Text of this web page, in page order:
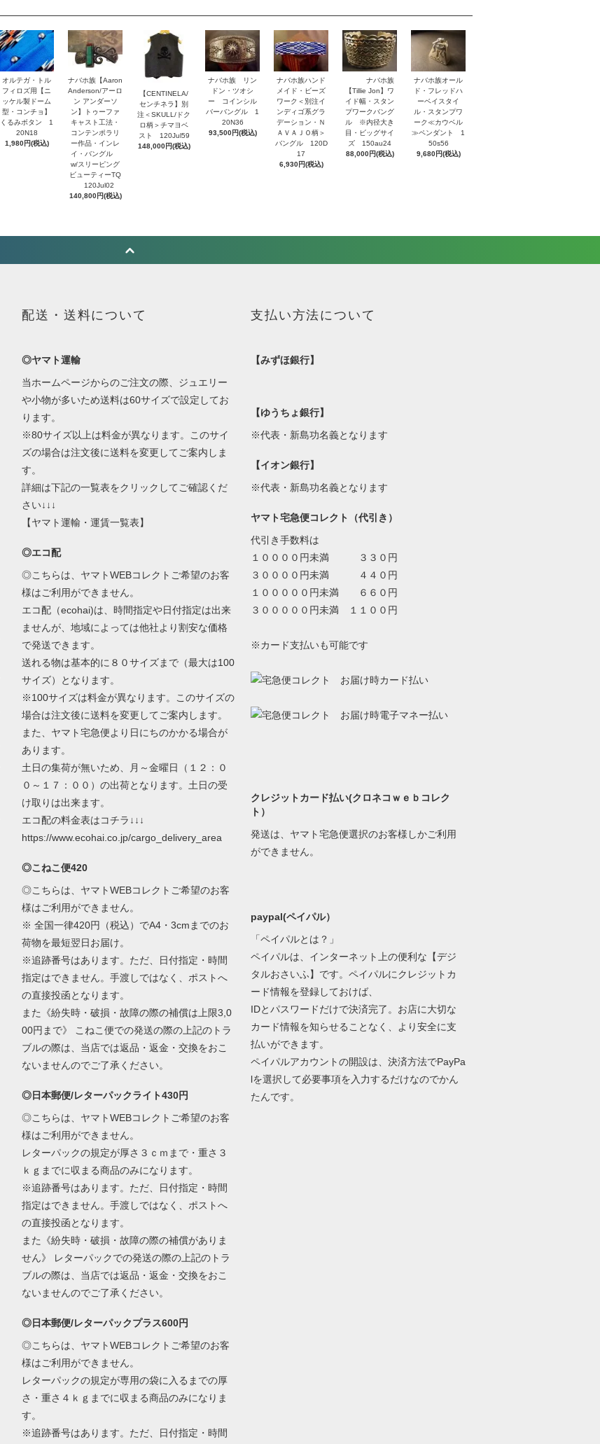
オルテガ・トル
フィロズ用【ニ
ッケル製ドーム
型・コンチョ】
くるみボタン 1
20N18
1,980円(税込)
ナバホ族【Aaron
Anderson/アーロ
ン アンダーソ
ン】トゥーファ
キャスト工法・
コンテンポラリ
ー作品・インレ
イ・バングル
w/スリーピング
ビューティーTQ
120Jul02
140,800円(税込)
【CENTINELA/
センチネラ】別
注＜SKULL/ドク
ロ柄＞チマヨベ
スト 120Jul59
148,000円(税込)
ナバホ族 リン
ドン・ツオシ
ー コインシル
バーバングル 1
20N36
93,500円(税込)
ナバホ族ハンド
メイド・ビーズ
ワーク＜別注イ
ンディゴ系グラ
デーション・Ｎ
ＡＶＡＪＯ柄＞
バングル 120D
17
6,930円(税込)
ナバホ族
【Tillie Jon】ワ
イド幅・スタン
プワークバング
ル ※内径大き
目・ビッグサイ
ズ 150au24
88,000円(税込)
ナバホ族オール
ド・フレッドハ
ーベイスタイ
ル・スタンプワ
ーク≪カウベル
≫ペンダント 1
50s56
9,680円(税込)
配送・送料について
◎ヤマト運輸
当ホームページからのご注文の際、ジュエリー
や小物が多いため送料は60サイズで設定してお
ります。
※80サイズ以上は料金が異なります。このサイ
ズの場合は注文後に送料を変更してご案内しま
す。
詳細は下記の一覧表をクリックしてご確認くだ
さい↓↓↓
【ヤマト運輸・運賃一覧表】
◎エコ配
◎こちらは、ヤマトWEBコレクトご希望のお客
様はご利用ができません。
エコ配（ecohai)は、時間指定や日付指定は出来
ませんが、地域によっては他社より割安な価格
で発送できます。
送れる物は基本的に８０サイズまで（最大は100
サイズ）となります。
※100サイズは料金が異なります。このサイズの
場合は注文後に送料を変更してご案内します。
また、ヤマト宅急便より日にちのかかる場合が
あります。
土日の集荷が無いため、月～金曜日（１２：０
０～１７：００）の出荷となります。土日の受
け取りは出来ます。
エコ配の料金表はコチラ↓↓↓
https://www.ecohai.co.jp/cargo_delivery_area
◎こねこ便420
◎こちらは、ヤマトWEBコレクトご希望のお客
様はご利用ができません。
※ 全国一律420円（税込）でA4・3cmまでのお
荷物を最短翌日お届け。
※追跡番号はあります。ただ、日付指定・時間
指定はできません。手渡しではなく、ポストへ
の直接投函となります。
また《紛失時・破損・故障の際の補償は上限3,0
00円まで》 こねこ便での発送の際の上記のトラ
ブルの際は、当店では返品・返金・交換をおこ
ないませんのでご了承ください。
◎日本郵便/レターパックライト430円
◎こちらは、ヤマトWEBコレクトご希望のお客
様はご利用ができません。
レターパックの規定が厚さ３ｃｍまで・重さ３
ｋｇまでに収まる商品のみになります。
※追跡番号はあります。ただ、日付指定・時間
指定はできません。手渡しではなく、ポストへ
の直接投函となります。
また《紛失時・破損・故障の際の補償がありま
せん》 レターパックでの発送の際の上記のトラ
ブルの際は、当店では返品・返金・交換をおこ
ないませんのでご了承ください。
◎日本郵便/レターパックプラス600円
◎こちらは、ヤマトWEBコレクトご希望のお客
様はご利用ができません。
レターパックの規定が専用の袋に入るまでの厚
さ・重さ４ｋｇまでに収まる商品のみになりま
す。
※追跡番号はあります。ただ、日付指定・時間
支払い方法について
【みずほ銀行】
【ゆうちょ銀行】
※代表・新島功名義となります
【イオン銀行】
※代表・新島功名義となります
ヤマト宅急便コレクト（代引き）
代引き手数料は
１００００円未満 ３３０円
３００００円未満 ４４０円
１０００００円未満 ６６０円
３０００００円未満 １１００円
※カード支払いも可能です
クレジットカード払い(クロネコｗｅｂコレク
ト）
発送は、ヤマト宅急便選択のお客様しかご利用
ができません。
paypal(ペイパル）
「ペイパルとは？」
ペイパルは、インターネット上の便利な【デジ
タルおさいふ】です。ペイパルにクレジットカ
ード情報を登録しておけば、
IDとパスワードだけで決済完了。お店に大切な
カード情報を知らせることなく、より安全に支
払いができます。
ペイパルアカウントの開設は、決済方法でPayPa
lを選択して必要事項を入力するだけなのでかん
たんです。